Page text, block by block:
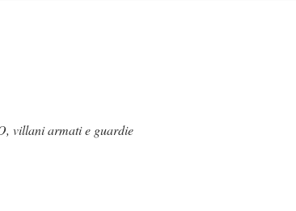
villani armati e guardie